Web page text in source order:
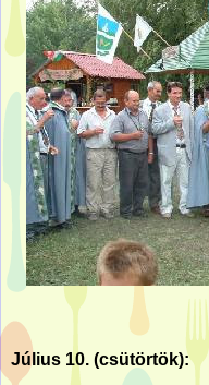
Július 10. (csütörtök):